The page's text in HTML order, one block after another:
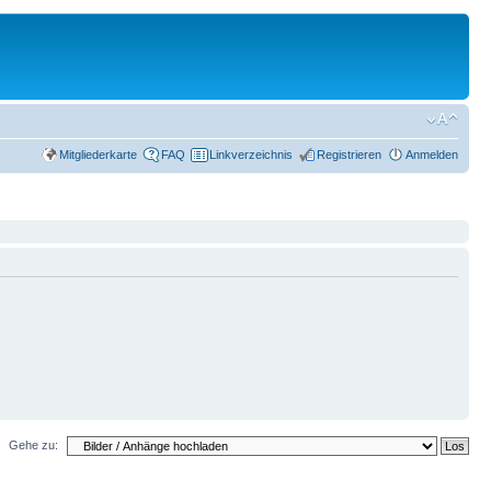
Mitgliederkarte FAQ Linkverzeichnis Registrieren Anmelden
Gehe zu: